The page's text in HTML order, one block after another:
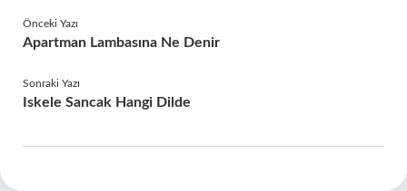
Önceki Yazı
Apartman Lambasına Ne Denir
Sonraki Yazı
Iskele Sancak Hangi Dilde